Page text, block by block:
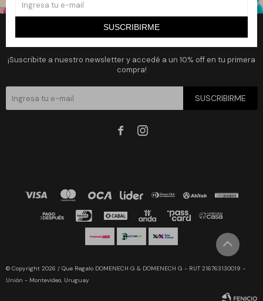
SUSCRIBIRME
¡Suscribite a nuestro newsletter y accedé a un 10% off en tu primera
compra!
SUSCRIBIRME
 
© Copyright 2026 / Que Regalo DOMENECH G & DOMENECH G - RUT 216763130019 -
Unión - Montevideo, Uruguay